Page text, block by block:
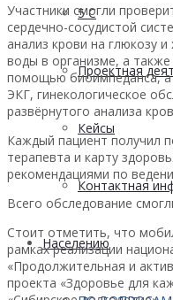
5 С
Проектная
Кейсы
Контактная
Населению
Участники смогли
сердечно-сосудистой
анализ крови на глюкозу
воды в организме, а
помощью биоимпеданса,
ЭКГ, гинекологическое
развёрнутого анализа
Каждый пациент получил
терапевта и карту
рекомендациями по
Всего обследование
Стоит отметить, что
рамках реализации
«Продолжительная и
проекта «Здоровье для